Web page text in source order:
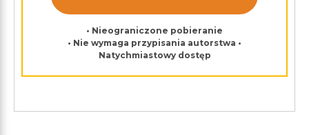
• Nieograniczone pobieranie
• Nie wymaga przypisania autorstwa •
Natychmiastowy dostęp